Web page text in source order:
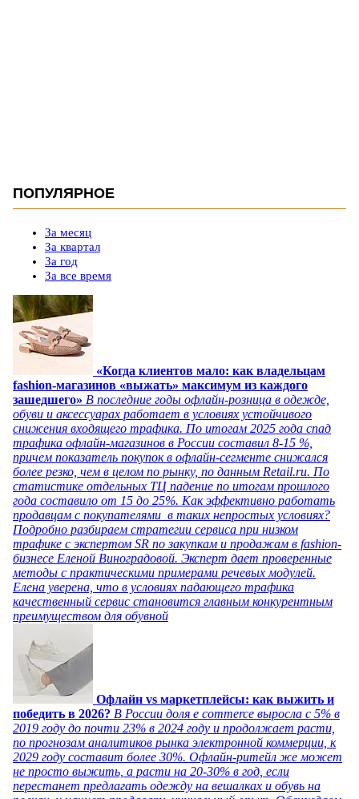
ПОПУЛЯРНОЕ
За месяц
За квартал
За год
За все время
«Когда клиентов мало: как владельцам
fashion-магазинов «выжать» максимум из каждого
зашедшего» В последние годы офлайн-розница в одежде,
обуви и аксессуарах работает в условиях устойчивого
снижения входящего трафика. По итогам 2025 года спад
трафика офлайн-магазинов в России составил 8-15 %,
причем показатель покупок в офлайн-сегменте снижался
более резко, чем в целом по рынку, по данным Retail.ru. По
статистике отдельных ТЦ падение по итогам прошлого
года составило от 15 до 25%. Как эффективно работать
продавцам с покупателями в таких непростых условиях?
Подробно разбираем стратегии сервиса при низком
трафике с экспертом SR по закупкам и продажам в fashion-
бизнесе Еленой Виноградовой. Эксперт дает проверенные
методы с практическими примерами речевых модулей.
Елена уверена, что в условиях падающего трафика
качественный сервис становится главным конкурентным
преимуществом для обувной
Офлайн vs маркетплейсы: как выжить и
победить в 2026? В России доля e commerce выросла с 5% в
2019 году до почти 23% в 2024 году и продолжает расти,
по прогнозам аналитиков рынка электронной коммерции, к
2029 году составит более 30%. Офлайн-ритейл же может
не просто выжить, а расти на 20-30% в год, если
перестанет предлагать одежду на вешалках и обувь на